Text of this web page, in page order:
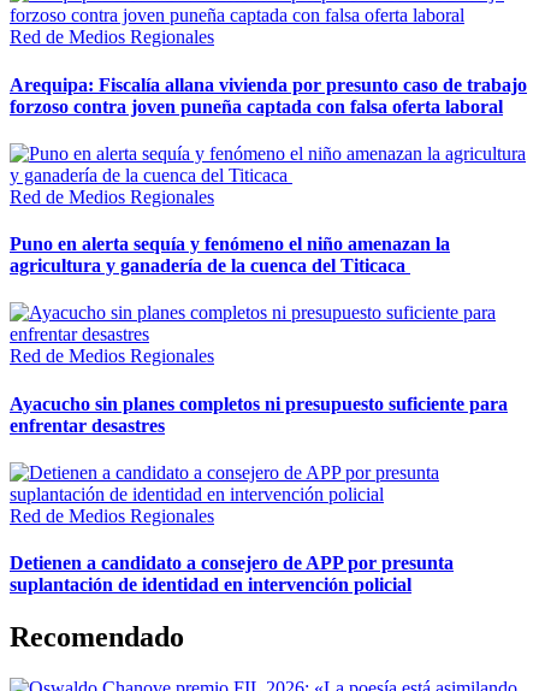
Red de Medios Regionales
Arequipa: Fiscalía allana vivienda por presunto caso de trabajo
forzoso contra joven puneña captada con falsa oferta laboral
Red de Medios Regionales
Puno en alerta sequía y fenómeno el niño amenazan la
agricultura y ganadería de la cuenca del Titicaca
Red de Medios Regionales
Ayacucho sin planes completos ni presupuesto suficiente para
enfrentar desastres
Red de Medios Regionales
Detienen a candidato a consejero de APP por presunta
suplantación de identidad en intervención policial
Recomendado